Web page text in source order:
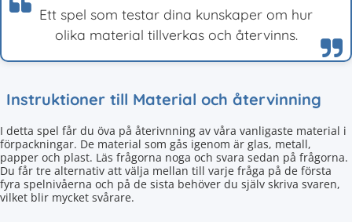
Ett spel som testar dina kunskaper om hur
olika material tillverkas och återvinns.
Instruktioner till Material och återvinning
I detta spel får du öva på återivnning av våra vanligaste material i
förpackningar. De material som gås igenom är glas, metall,
papper och plast. Läs frågorna noga och svara sedan på frågorna.
Du får tre alternativ att välja mellan till varje fråga på de första
fyra spelnivåerna och på de sista behöver du själv skriva svaren,
vilket blir mycket svårare.